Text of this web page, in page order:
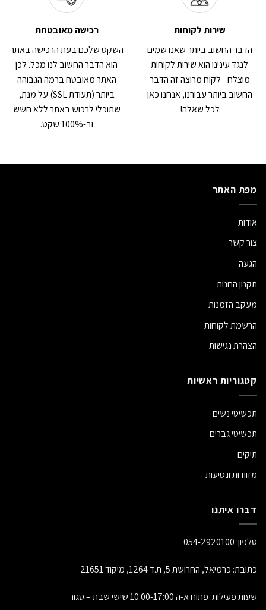
שירות לקוחות
הדבר החשוב ביותר שאנו שמים
לנגד עינינו הוא שירות לקוחות
מוצלח - לקוח מרוצה זה הדבר
החשוב ביותר עבורנו, אנחנו כאן
לכל שאלה!
רכישה מאובטחת
השקט שלכם בעת הרכישה באתר
הוא הדבר החשוב לנו מכל. לכן
האתר מאובטח ברמה הגבוהה
ביותר (תעודת SSL) על מנת,
שתוכלי לרכוש באתר ללא חשש
וב-100% שקט.
מפת האתר
אודות
צור קשר
הגעה
תקנון החנות
מעקב הזמנות
הרשמת לקוחות
הצהרת נגישות
קטגוריות ראשיות
תכשיטי נשים
תכשיטי גברים
תיקים
מזוודות ונסיעות
דברו איתנו
טלפון: 054-2920100
כתובת: כרמיאל, החרושת 5, ת.ד 1264, מיקוד 21651
שעות פעילות: פתוח א-ה 10:00-17:00 שישי שבת – סגור